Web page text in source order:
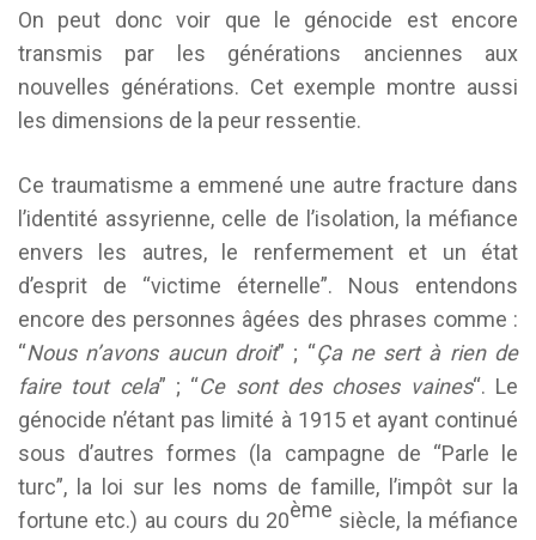
On peut donc voir que le génocide est encore
transmis par les générations anciennes aux
nouvelles générations. Cet exemple montre aussi
les dimensions de la peur ressentie.
Ce traumatisme a emmené une autre fracture dans
l’identité assyrienne, celle de l’isolation, la méfiance
envers les autres, le renfermement et un état
d’esprit de “victime éternelle”. Nous entendons
encore des personnes âgées des phrases comme :
“Nous n’avons aucun droit” ; “Ça ne sert à rien de
faire tout cela” ; “Ce sont des choses vaines“. Le
génocide n’étant pas limité à 1915 et ayant continué
sous d’autres formes (la campagne de “Parle le
turc”, la loi sur les noms de famille, l’impôt sur la
fortune etc.) au cours du 20ème siècle, la méfiance